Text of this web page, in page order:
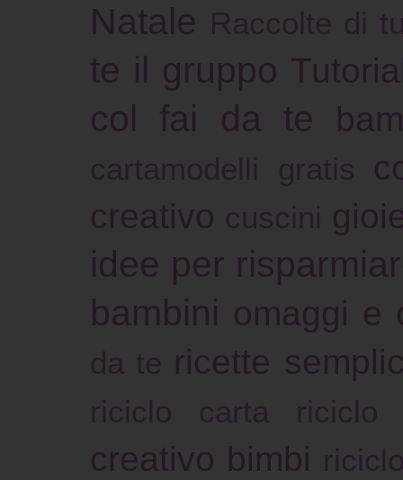
Natale Raccolte di
te il gruppo
col fai da te
cartamodelli gratis
creativo cuscini
idee per
bambini omaggi e
da te ricette
riciclo carta riciclo
creativo bimbi